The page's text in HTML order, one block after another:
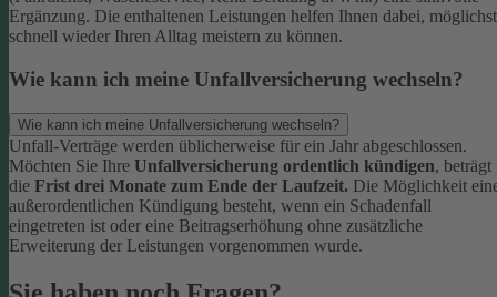
Ergänzung. Die enthaltenen Leistungen helfen Ihnen dabei, möglichst
schnell wieder Ihren Alltag meistern zu können.
Wie kann ich meine Unfallversicherung wechseln?
Wie kann ich meine Unfallversicherung wechseln?
Unfall-Verträge werden üblicherweise für ein Jahr abgeschlossen.
Möchten Sie Ihre Unfallversicherung ordentlich kündigen, beträgt
die Frist drei Monate zum Ende der Laufzeit. Die Möglichkeit
außerordentlichen Kündigung besteht, wenn ein Schadenfall
eingetreten ist oder eine Beitragserhöhung ohne zusätzliche
Erweiterung der Leistungen vorgenommen wurde.